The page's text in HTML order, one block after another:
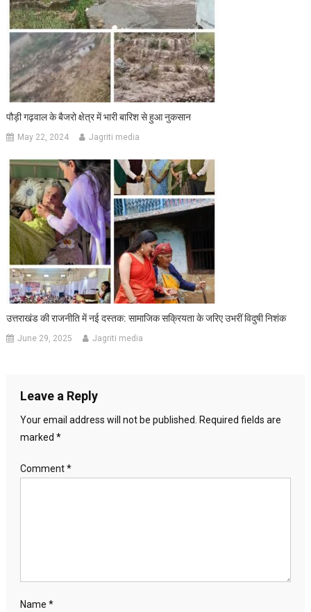
पौड़ी गढ़वाल के बैजरो क्षेत्र में भारी बारिश से हुआ नुकसान
May 22, 2024 Jagriti media
उत्तराखंड की राजनीति में नई दस्तक: सामाजिक सक्रियता के जरिए उभरीं विदुषी निशंक
June 29, 2025 Jagriti media
Leave a Reply
Your email address will not be published.
Required fields are
marked *
Comment*
Name *